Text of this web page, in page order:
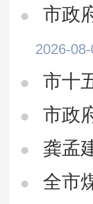
市政
2026-
市十
市政
龚孟
全市